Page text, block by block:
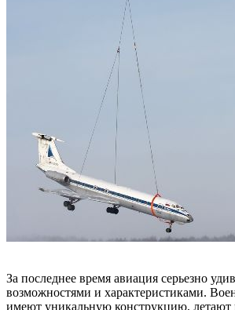
За последнее время авиация серьезно
возможностями и характеристиками.
имеют уникальную конструкцию, летают